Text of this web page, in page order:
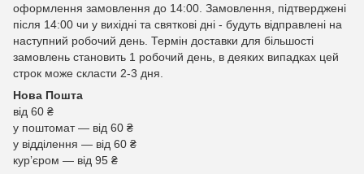
оформлення замовлення до 14:00. Замовлення, підтверджені
після 14:00 чи у вихідні та святкові дні - будуть відправлені на
наступний робочий день. Термін доставки для більшості
замовлень становить 1 робочий день, в деяких випадках цей
строк може скласти 2-3 дня.
Нова Пошта
від 60 ₴
у поштомат — від 60 ₴
у відділення — від 60 ₴
курʼєром — від 95 ₴